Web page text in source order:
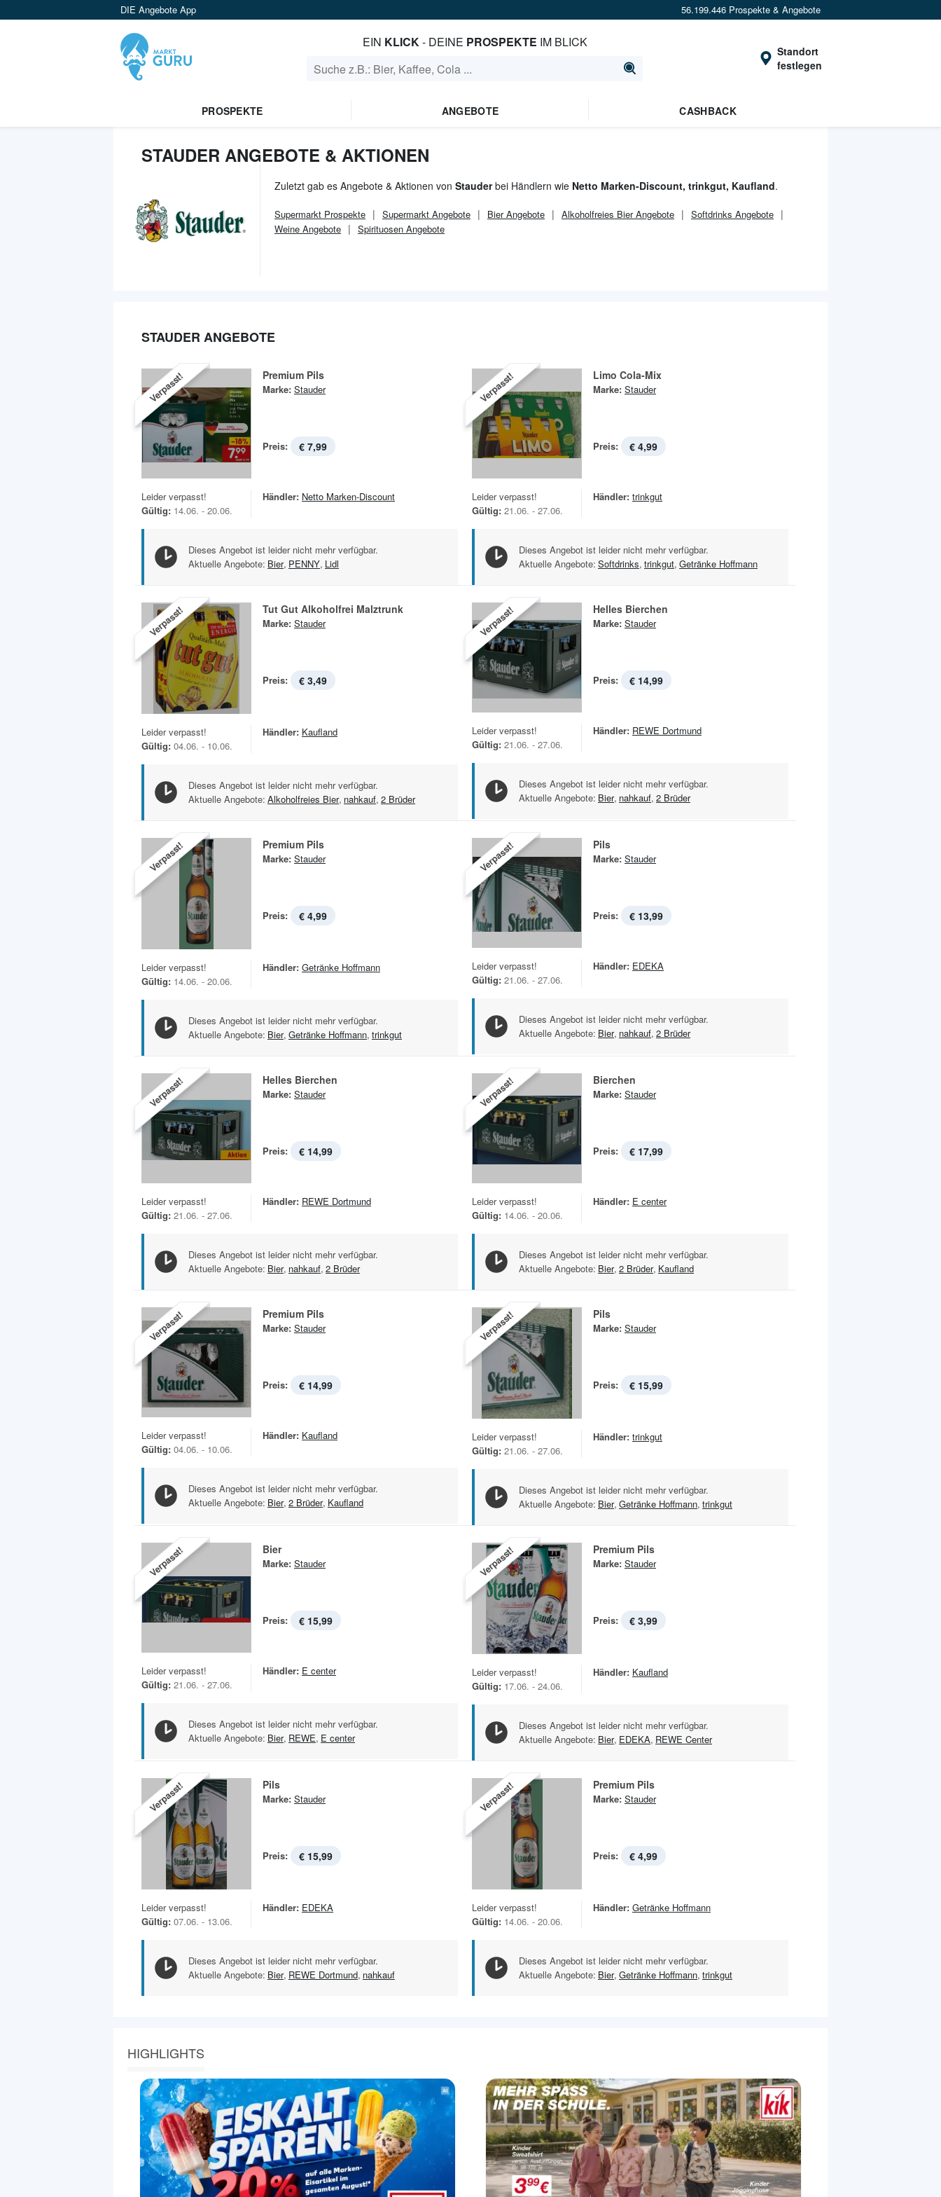
DIE Angebote App 56.199.446 Prospekte & Angebote
EIN KLICK- DEINE PROSPEKTE IM BLICK
Standort
festlegen
PROSPEKTE ANGEBOTE CASHBACK
STAUDER ANGEBOTE & AKTIONEN
Zuletzt gab es Angebote & Aktionen von Stauderbei Händlern wie Netto Marken-Discount, trinkgut, Kaufland.
Supermarkt Prospekte Supermarkt Angebote Bier Angebote Alkoholfreies Bier Angebote
Softdrinks Angebote
Weine Angebote
Spirituosen Angebote
STAUDER ANGEBOTE
Verpasst! Premium Pils
Marke: Stauder
Preis: € 7,99
Leider verpasst!
Gültig: 14.06. - 20.06.
Händler: Netto Marken-Discount
Dieses Angebot ist leider nicht mehr verfügbar.
Aktuelle Angebote: Bier, PENNY, Lidl
Verpasst! Limo Cola-Mix
Marke: Stauder
Preis: € 4,99
Leider verpasst!
Gültig: 21.06. - 27.06.
Händler: trinkgut
Dieses Angebot ist leider nicht mehr verfügbar.
Aktuelle Angebote: Softdrinks, trinkgut, Getränke Hoffmann
Verpasst! Tut Gut Alkoholfrei Malztrunk
Marke: Stauder
Preis: € 3,49
Leider verpasst!
Gültig: 04.06. - 10.06.
Händler: Kaufland
Dieses Angebot ist leider nicht mehr verfügbar.
Aktuelle Angebote: Alkoholfreies Bier, nahkauf, 2 Brüder
Verpasst! Helles Bierchen
Marke: Stauder
Preis: € 14,99
Leider verpasst!
Gültig: 21.06. - 27.06.
Händler: REWE Dortmund
Dieses Angebot ist leider nicht mehr verfügbar.
Aktuelle Angebote: Bier, nahkauf, 2 Brüder
Verpasst! Premium Pils
Marke: Stauder
Preis: € 4,99
Leider verpasst!
Gültig: 14.06. - 20.06.
Händler: Getränke Hoffmann
Dieses Angebot ist leider nicht mehr verfügbar.
Aktuelle Angebote: Bier, Getränke Hoffmann, trinkgut
Verpasst! Pils
Marke: Stauder
Preis: € 13,99
Leider verpasst!
Gültig: 21.06. - 27.06.
Händler: EDEKA
Dieses Angebot ist leider nicht mehr verfügbar.
Aktuelle Angebote: Bier, nahkauf, 2 Brüder
Verpasst! Helles Bierchen
Marke: Stauder
Preis: € 14,99
Leider verpasst!
Gültig: 21.06. - 27.06.
Händler: REWE Dortmund
Dieses Angebot ist leider nicht mehr verfügbar.
Aktuelle Angebote: Bier, nahkauf, 2 Brüder
Verpasst! Bierchen
Marke: Stauder
Preis: € 17,99
Leider verpasst!
Gültig: 14.06. - 20.06.
Händler: E center
Dieses Angebot ist leider nicht mehr verfügbar.
Aktuelle Angebote: Bier, 2 Brüder, Kaufland
Verpasst! Premium Pils
Marke: Stauder
Preis: € 14,99
Leider verpasst!
Gültig: 04.06. - 10.06.
Händler: Kaufland
Dieses Angebot ist leider nicht mehr verfügbar.
Aktuelle Angebote: Bier, 2 Brüder, Kaufland
Verpasst! Pils
Marke: Stauder
Preis: € 15,99
Leider verpasst!
Gültig: 21.06. - 27.06.
Händler: trinkgut
Dieses Angebot ist leider nicht mehr verfügbar.
Aktuelle Angebote: Bier, Getränke Hoffmann, trinkgut
Verpasst! Bier
Marke: Stauder
Preis: € 15,99
Leider verpasst!
Gültig: 21.06. - 27.06.
Händler: E center
Dieses Angebot ist leider nicht mehr verfügbar.
Aktuelle Angebote: Bier, REWE, E center
Verpasst! Premium Pils
Marke: Stauder
Preis: € 3,99
Leider verpasst!
Gültig: 17.06. - 24.06.
Händler: Kaufland
Dieses Angebot ist leider nicht mehr verfügbar.
Aktuelle Angebote: Bier, EDEKA, REWE Center
Verpasst! Pils
Marke: Stauder
Preis: € 15,99
Leider verpasst!
Gültig: 07.06. - 13.06.
Händler: EDEKA
Dieses Angebot ist leider nicht mehr verfügbar.
Aktuelle Angebote: Bier, REWE Dortmund, nahkauf
Verpasst! Premium Pils
Marke: Stauder
Preis: € 4,99
Leider verpasst!
Gültig: 14.06. - 20.06.
Händler: Getränke Hoffmann
Dieses Angebot ist leider nicht mehr verfügbar.
Aktuelle Angebote: Bier, Getränke Hoffmann, trinkgut
HIGHLIGHTS